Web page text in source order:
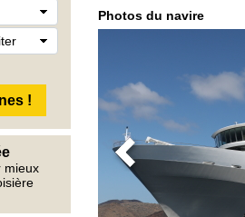
mieux
Photos du navire
Previous